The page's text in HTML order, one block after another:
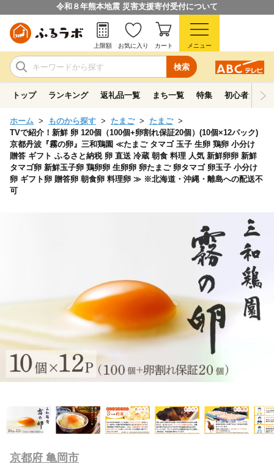
令和８年熊本地震 災害支援寄付受付について
検索
上限額 お気に入り カート メニュー
トップ ランキング 返礼品一覧 まち一覧 特集 初心者ガイド
ホーム ものから探す たまご
たまご
TVで紹介！新鮮 卵 120個（100個+卵割れ保証20個）(10個×12パック)
京都丹波『霧の卵』三和鶏園 ≪たまご タマゴ 玉子 生卵 鶏卵 小分け
贈答 ギフト ふるさと納税 卵 直送 冷蔵 朝食 料理 人気 新鮮卵卵 新鮮
タマゴ卵 新鮮玉子卵 鶏卵卵 生卵卵 卵たまご 卵タマゴ 卵玉子 小分け
卵 ギフト卵 贈答卵 朝食卵 料理卵 ≫ ※北海道・沖縄・離島への配送不
可
京都府 亀岡市